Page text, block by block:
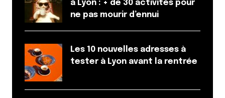
Hop un petit lien qui doit pas être exhaustif à mon
avis ^^
http://fr.wikipedia.org/wiki/
Répondre
Nicolas
28 octobre 2013 à 18 h 01 min
à Lyon : + de 30 activités pour
ne pas mourir d’ennui
Les 10 nouvelles adresses à
tester à Lyon avant la rentrée